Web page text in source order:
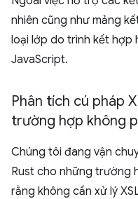
nhiên cũng như mảng
loại lớp do trình kết hợp
JavaScript.
Phân tích cú pháp
trường hợp không
Chúng tôi đang vận
Rust cho những trường
rằng không cần xử lý